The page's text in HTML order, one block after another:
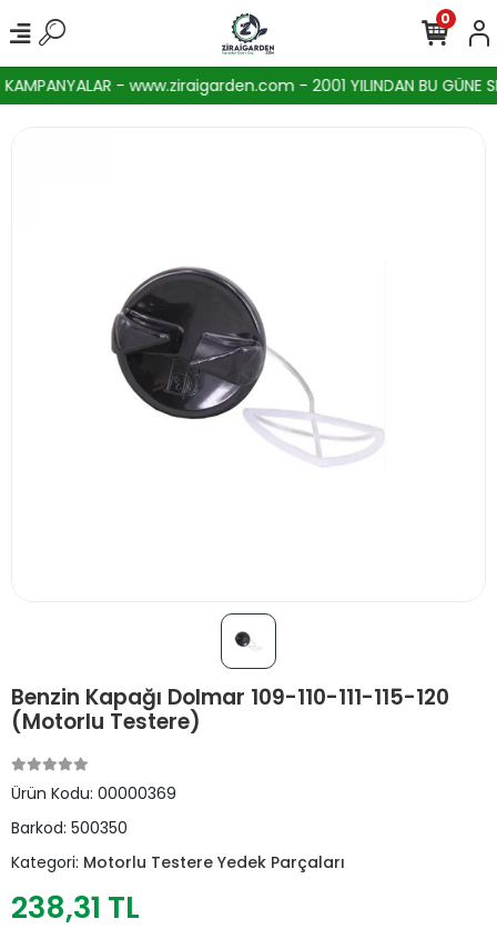
KAMPANYALAR - www.ziraigarden.com - 2001 YILINDAN BU GÜNE
0
Benzin Kapağı Dolmar 109-110-111-115-120
(Motorlu Testere)
Ürün Kodu: 00000369
Barkod: 500350
Kategori: Motorlu Testere Yedek Parçaları
238,31 TL